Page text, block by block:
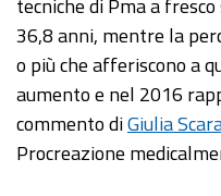
tecniche di Pma a
36,8 anni, mentre la
o più che afferiscono a
aumento e nel 2016
commento diGiulia
Procreazione